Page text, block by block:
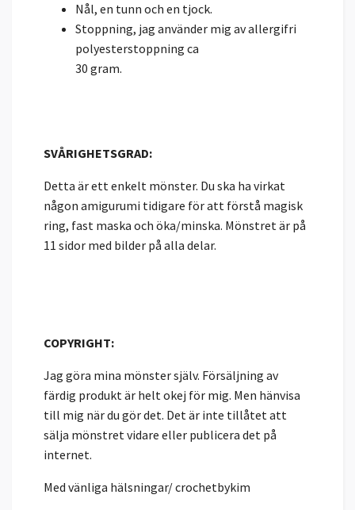
Nål, en tunn och en tjock.
Stoppning, jag använder mig av allergifri
polyesterstoppning ca
30 gram.
SVÅRIGHETSGRAD:
Detta är ett enkelt mönster. Du ska ha virkat
någon amigurumi tidigare för att förstå magisk
ring, fast maska och öka/minska. Mönstret är på
11 sidor med bilder på alla delar.
COPYRIGHT:
Jag göra mina mönster själv. Försäljning av
färdig produkt är helt okej för mig. Men hänvisa
till mig när du gör det. Det är inte tillåtet att
sälja mönstret vidare eller publicera det på
internet.
Med vänliga hälsningar/ crochetbykim